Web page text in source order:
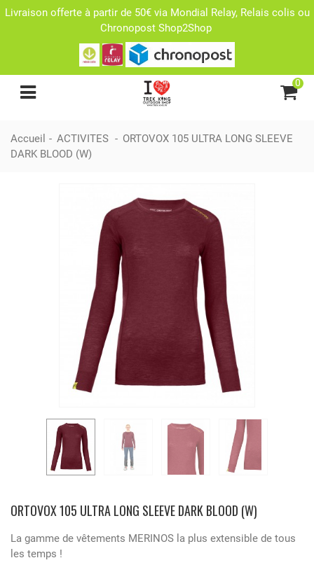
Livraison offerte à partir de 50€ via Mondial Relay, Relais colis ou
Chronopost Shop2Shop
0
Accueil - ACTIVITES - ORTOVOX 105 ULTRA LONG SLEEVE
DARK BLOOD (W)
ORTOVOX 105 ULTRA LONG SLEEVE DARK BLOOD (W)
La gamme de vêtements MERINOS la plus extensible de tous
les temps !